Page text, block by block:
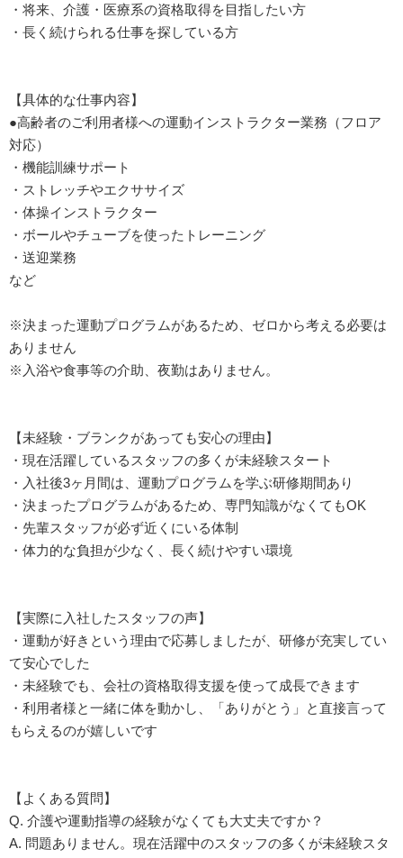
・将来、介護・医療系の資格取得を目指したい方
・長く続けられる仕事を探している方
【具体的な仕事内容】
●高齢者のご利用者様への運動インストラクター業務（フロア
対応）
・機能訓練サポート
・ストレッチやエクササイズ
・体操インストラクター
・ボールやチューブを使ったトレーニング
・送迎業務
など
※決まった運動プログラムがあるため、ゼロから考える必要は
ありません
※入浴や食事等の介助、夜勤はありません。
【未経験・ブランクがあっても安心の理由】
・現在活躍しているスタッフの多くが未経験スタート
・入社後3ヶ月間は、運動プログラムを学ぶ研修期間あり
・決まったプログラムがあるため、専門知識がなくてもOK
・先輩スタッフが必ず近くにいる体制
・体力的な負担が少なく、長く続けやすい環境
【実際に入社したスタッフの声】
・運動が好きという理由で応募しましたが、研修が充実してい
て安心でした
・未経験でも、会社の資格取得支援を使って成長できます
・利用者様と一緒に体を動かし、「ありがとう」と直接言って
もらえるのが嬉しいです
【よくある質問】
Q. 介護や運動指導の経験がなくても大丈夫ですか？
A. 問題ありません。現在活躍中のスタッフの多くが未経験スタ